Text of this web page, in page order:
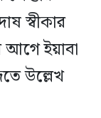
স্বীকার
আগে ইয়াবা
উল্লেখ